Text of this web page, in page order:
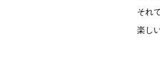
それ
楽し